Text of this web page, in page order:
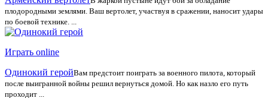
плодородными землями. Ваш вертолет, участвуя в сражении, наносит удары
по боевой технике. ...
Играть online
Одинокий геройВам предстоит поиграть за военного пилота, который
после выигранной войны решил вернуться домой. Но как назло его путь
проходит ...